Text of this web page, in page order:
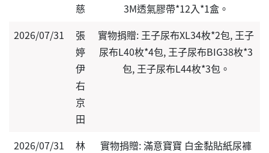
慈
3M透氣膠帶*12入*1盒。
2026/07/31
張
婷
伊
右
京
田
實物捐贈: 王子尿布XL34枚*2包, 王子
尿布L40枚*4包, 王子尿布BIG38枚*3
包, 王子尿布L44枚*3包。
2026/07/31
林
實物捐贈: 滿意寶寶 白金黏貼紙尿褲